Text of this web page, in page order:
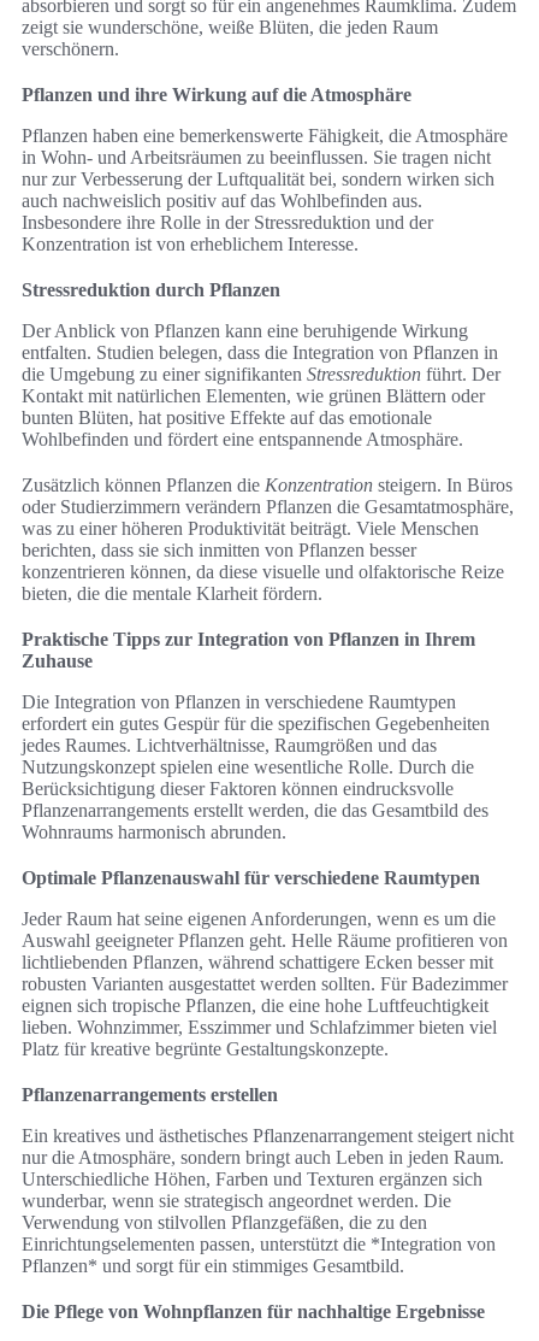
absorbieren und sorgt so für ein angenehmes Raumklima. Zudem
zeigt sie wunderschöne, weiße Blüten, die jeden Raum
verschönern.
Pflanzen und ihre Wirkung auf die Atmosphäre
Pflanzen haben eine bemerkenswerte Fähigkeit, die Atmosphäre
in Wohn- und Arbeitsräumen zu beeinflussen. Sie tragen nicht
nur zur Verbesserung der Luftqualität bei, sondern wirken sich
auch nachweislich positiv auf das Wohlbefinden aus.
Insbesondere ihre Rolle in der Stressreduktion und der
Konzentration ist von erheblichem Interesse.
Stressreduktion durch Pflanzen
Der Anblick von Pflanzen kann eine beruhigende Wirkung
entfalten. Studien belegen, dass die Integration von Pflanzen in
die Umgebung zu einer signifikanten Stressreduktion führt. Der
Kontakt mit natürlichen Elementen, wie grünen Blättern oder
bunten Blüten, hat positive Effekte auf das emotionale
Wohlbefinden und fördert eine entspannende Atmosphäre.
Zusätzlich können Pflanzen die Konzentration steigern. In Büros
oder Studierzimmern verändern Pflanzen die Gesamtatmosphäre,
was zu einer höheren Produktivität beiträgt. Viele Menschen
berichten, dass sie sich inmitten von Pflanzen besser
konzentrieren können, da diese visuelle und olfaktorische Reize
bieten, die die mentale Klarheit fördern.
Praktische Tipps zur Integration von Pflanzen in Ihrem
Zuhause
Die Integration von Pflanzen in verschiedene Raumtypen
erfordert ein gutes Gespür für die spezifischen Gegebenheiten
jedes Raumes. Lichtverhältnisse, Raumgrößen und das
Nutzungskonzept spielen eine wesentliche Rolle. Durch die
Berücksichtigung dieser Faktoren können eindrucksvolle
Pflanzenarrangements erstellt werden, die das Gesamtbild des
Wohnraums harmonisch abrunden.
Optimale Pflanzenauswahl für verschiedene Raumtypen
Jeder Raum hat seine eigenen Anforderungen, wenn es um die
Auswahl geeigneter Pflanzen geht. Helle Räume profitieren von
lichtliebenden Pflanzen, während schattigere Ecken besser mit
robusten Varianten ausgestattet werden sollten. Für Badezimmer
eignen sich tropische Pflanzen, die eine hohe Luftfeuchtigkeit
lieben. Wohnzimmer, Esszimmer und Schlafzimmer bieten viel
Platz für kreative begrünte Gestaltungskonzepte.
Pflanzenarrangements erstellen
Ein kreatives und ästhetisches Pflanzenarrangement steigert nicht
nur die Atmosphäre, sondern bringt auch Leben in jeden Raum.
Unterschiedliche Höhen, Farben und Texturen ergänzen sich
wunderbar, wenn sie strategisch angeordnet werden. Die
Verwendung von stilvollen Pflanzgefäßen, die zu den
Einrichtungselementen passen, unterstützt die *Integration von
Pflanzen* und sorgt für ein stimmiges Gesamtbild.
Die Pflege von Wohnpflanzen für nachhaltige Ergebnisse